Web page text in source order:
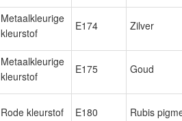
Metaalkleurige
kleurstof
E174 Zilver
Metaalkleurige
kleurstof
E175 Goud
Rode kleurstof E180 Rubis